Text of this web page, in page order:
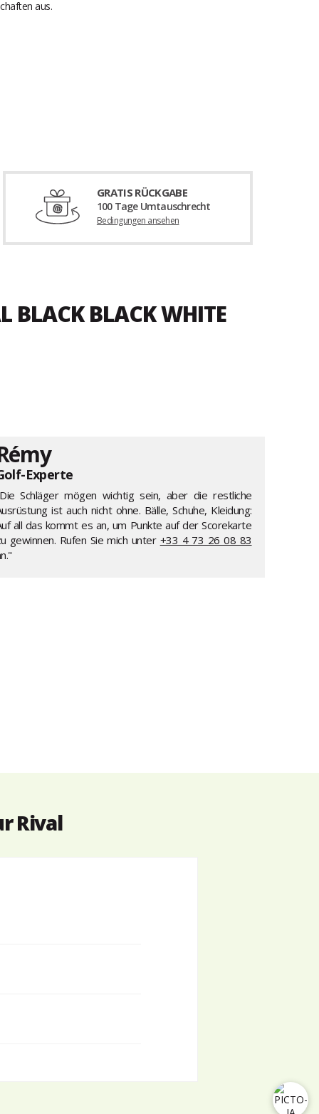
aus.
GRATIS RÜCKGABE
100 Tage Umtauschrecht
Bedingungen ansehen
BLACK BLACK WHITE
Experte
Schläger mögen wichtig sein, aber die restliche
ist auch nicht ohne. Bälle, Schuhe, Kleidung:
all das kommt es an, um Punkte auf der Scorekarte
gewinnen. Rufen Sie mich unter +33 4 73 26 08 83
Rival